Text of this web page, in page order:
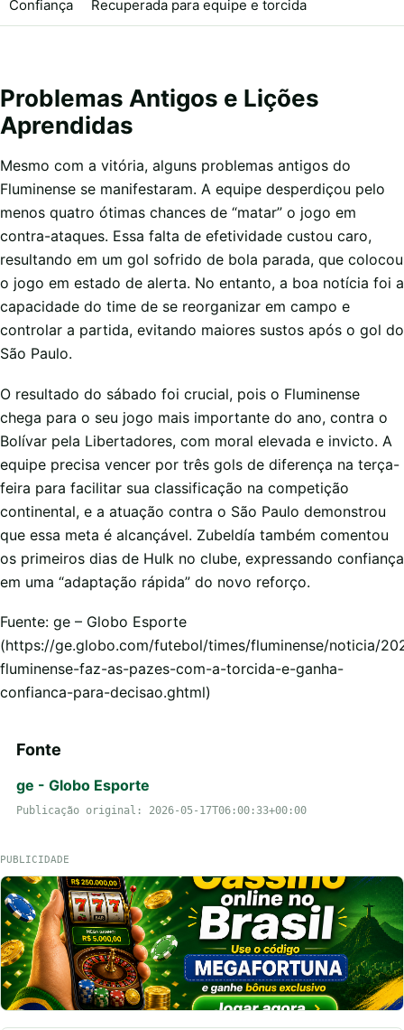
Confiança Recuperada para equipe e torcida
Problemas Antigos e Lições
Aprendidas
Mesmo com a vitória, alguns problemas antigos do
Fluminense se manifestaram. A equipe desperdiçou pelo
menos quatro ótimas chances de “matar” o jogo em
contra-ataques. Essa falta de efetividade custou caro,
resultando em um gol sofrido de bola parada, que colocou
o jogo em estado de alerta. No entanto, a boa notícia foi a
capacidade do time de se reorganizar em campo e
controlar a partida, evitando maiores sustos após o gol do
São Paulo.
O resultado do sábado foi crucial, pois o Fluminense
chega para o seu jogo mais importante do ano, contra o
Bolívar pela Libertadores, com moral elevada e invicto. A
equipe precisa vencer por três gols de diferença na terça-
feira para facilitar sua classificação na competição
continental, e a atuação contra o São Paulo demonstrou
que essa meta é alcançável. Zubeldía também comentou
os primeiros dias de Hulk no clube, expressando confiança
em uma “adaptação rápida” do novo reforço.
Fuente: ge – Globo Esporte
(https://ge.globo.com/futebol/times/fluminense/noticia/
fluminense-faz-as-pazes-com-a-torcida-e-ganha-
confianca-para-decisao.ghtml)
Fonte
ge - Globo Esporte
Publicação original: 2026-05-17T06:00:33+00:00
PUBLICIDADE